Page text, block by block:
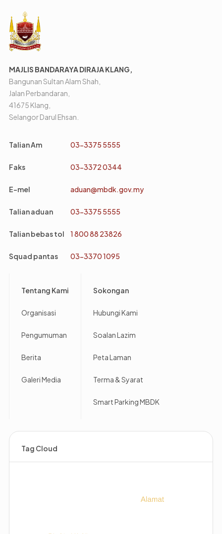
MAJLIS BANDARAYA DIRAJA KLANG,
Bangunan Sultan Alam Shah,
Jalan Perbandaran,
41675 Klang,
Selangor Darul Ehsan.
Talian Am 03-3375 5555
Faks 03-3372 0344
E-mel aduan@mbdk.gov.my
Talian aduan 03-3375 5555
Talian bebas tol 1 800 88 23826
Squad pantas 03-3370 1095
Tentang Kami
Organisasi
Pengumuman
Berita
Galeri Media
Sokongan
Hubungi Kami
Soalan Lazim
Peta Laman
Terma & Syarat
Smart Parking MBDK
Tag Cloud